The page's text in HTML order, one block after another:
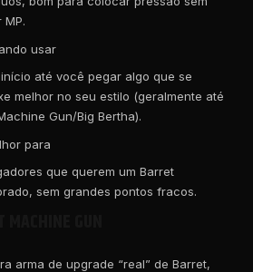
MP.
usar
até você pegar algo que se
melhor no seu estilo (geralmente até
Gun/Big Bertha).
para
que querem um Barret
sem grandes pontos fracos.
arma de upgrade “real” de Barret,